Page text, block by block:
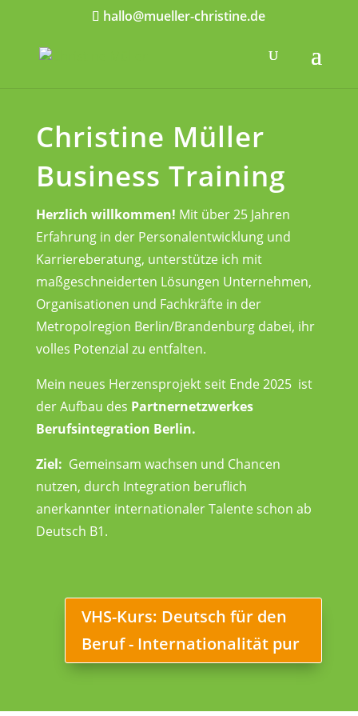
hallo@mueller-christine.de
Christine Müller
Business Training
Herzlich willkommen! Mit über 25 Jahren
Erfahrung in der Personalentwicklung und
Karriereberatung, unterstütze ich mit
maßgeschneiderten Lösungen Unternehmen,
Organisationen und Fachkräfte in der
Metropolregion Berlin/Brandenburg dabei, ihr
volles Potenzial zu entfalten.
Mein neues Herzensprojekt seit Ende 2025 ist
der Aufbau des Partnernetzwerkes
Berufsintegration Berlin.
Ziel: Gemeinsam wachsen und Chancen
nutzen, durch Integration beruflich
anerkannter internationaler Talente schon ab
Deutsch B1.
VHS-Kurs: Deutsch für den
Beruf - Internationalität pur